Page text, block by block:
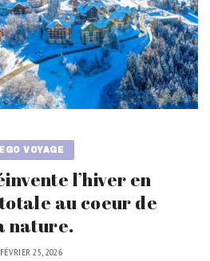
EGO VOYAGE
l’hiver en
au coeur de
nature.
FÉVRIER 25, 2026